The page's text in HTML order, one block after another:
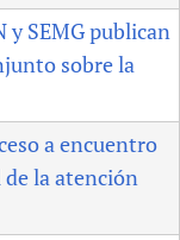
y SEMG publican
sobre la
a encuentro
la atención